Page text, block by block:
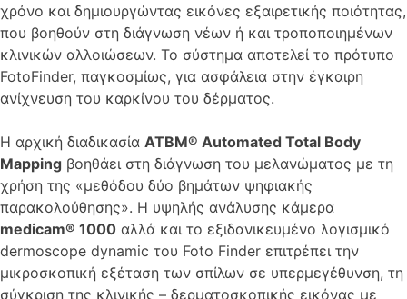
χρόνο και δημιουργώντας εικόνες εξαιρετικής ποιότητας,
που βοηθούν στη διάγνωση νέων ή και τροποποιημένων
κλινικών αλλοιώσεων. Το σύστημα αποτελεί το πρότυπο
FotoFinder, παγκοσμίως, για ασφάλεια στην έγκαιρη
ανίχνευση του καρκίνου του δέρματος.
Η αρχική διαδικασία ATBM® Automated Total Body
Mapping βοηθάει στη διάγνωση του μελανώματος με τη
χρήση της «μεθόδου δύο βημάτων ψηφιακής
παρακολούθησης». Η υψηλής ανάλυσης κάμερα
medicam® 1000 αλλά και το εξιδανικευμένο λογισμικό
dermoscope dynamic του Foto Finder επιτρέπει την
μικροσκοπική εξέταση των σπίλων σε υπερμεγέθυνση, τη
σύγκριση της κλινικής – δερματοσκοπικής εικόνας με